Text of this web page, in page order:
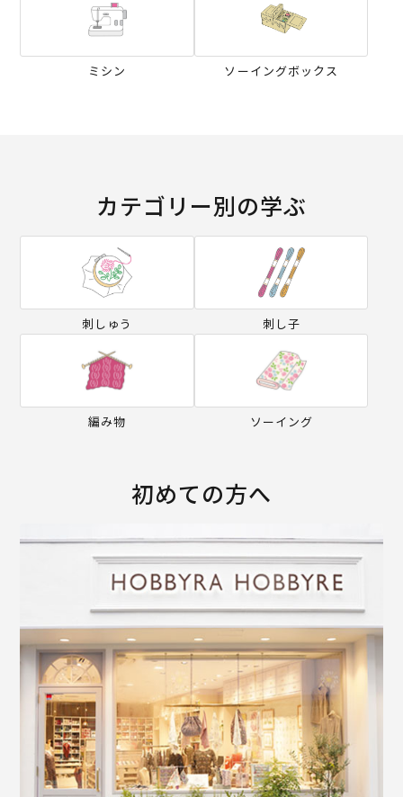
ミシン ソーイングボックス
カテゴリー別の学ぶ
刺しゅう 刺し子
編み物 ソーイング
初めての方へ